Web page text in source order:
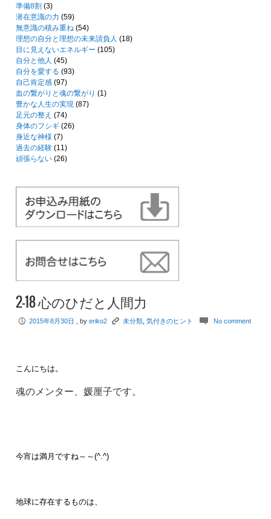
準備8割 (3)
潜在意識の力 (59)
無意識の積み重ね (54)
理想の自分と理想の未来請負人 (18)
目に見えないエネルギー (105)
自分と他人 (45)
自分を愛する (93)
自己肯定感 (97)
血の繋がりと魂の繋がり (1)
豊かな人生の実現 (87)
足元の整え (74)
身体のフシギ (26)
身近な神様 (7)
過去の経験 (11)
頑張らない (26)
2-18 心のひだと人間力
P 2015年8月30日 , by eriko2 K 未分類 気付きのヒント c No comment
こんにちは。
魂のメンター、媛厘子です。
今宵は満月ですね～～(^.^)
地球に存在するものは、